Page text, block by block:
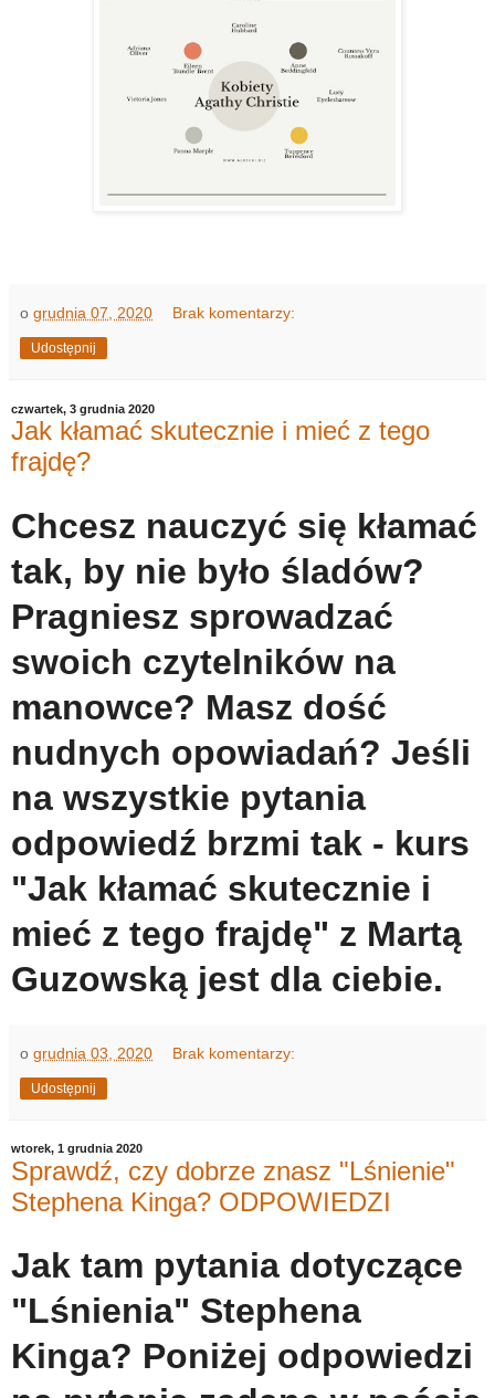
o grudnia 07, 2020 Brak komentarzy:
Udostępnij
czwartek, 3 grudnia 2020
Jak kłamać skutecznie i mieć z tego
frajdę?
Chcesz nauczyć się kłamać
tak, by nie było śladów?
Pragniesz sprowadzać
swoich czytelników na
manowce? Masz dość
nudnych opowiadań? Jeśli
na wszystkie pytania
odpowiedź brzmi tak - kurs
"Jak kłamać skutecznie i
mieć z tego frajdę" z Martą
Guzowską jest dla ciebie.
o grudnia 03, 2020 Brak komentarzy:
Udostępnij
wtorek, 1 grudnia 2020
Sprawdź, czy dobrze znasz "Lśnienie"
Stephena Kinga? ODPOWIEDZI
Jak tam pytania dotyczące
"Lśnienia" Stephena
Kinga? Poniżej odpowiedzi